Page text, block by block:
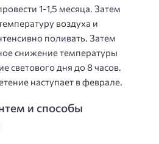
1-1,5 месяца. Затем
воздуха и
поливать. Затем
снижение температуры
светового дня до 8 часов.
наступает в феврале.
и способы